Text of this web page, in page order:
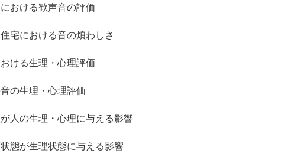
ける歓声音の評価
おける音の煩わしさ
る生理・心理評価
生理・心理評価
生理・心理に与える影響
生理状態に与える影響